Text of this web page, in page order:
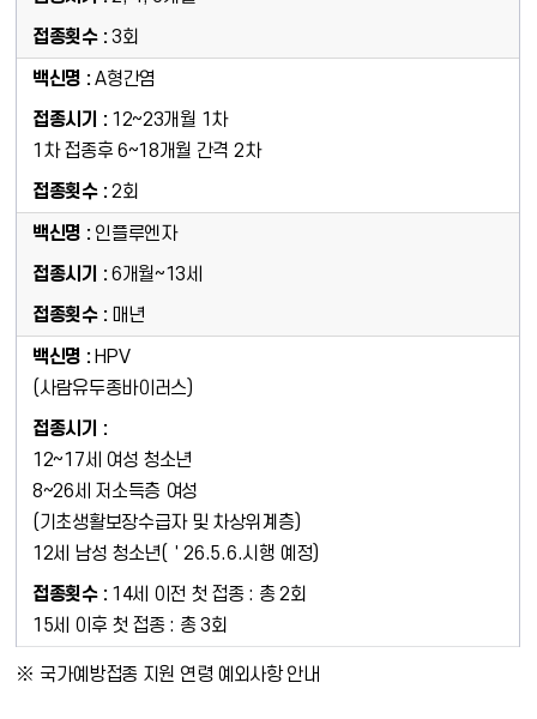
3회
A형간염
12~23개월 1차
1차 접종후 6~18개월 간격 2차
2회
인플루엔자
6개월~13세
매년
HPV
(사람유두종바이러스)
12~17세 여성 청소년
8~26세 저소득층 여성
(기초생활보장수급자 및 차상위계층)
12세 남성 청소년(＇26.5.6.시행 예정)
14세 이전 첫 접종 : 총 2회
15세 이후 첫 접종 : 총 3회
※ 국가예방접종 지원 연령 예외사항 안내